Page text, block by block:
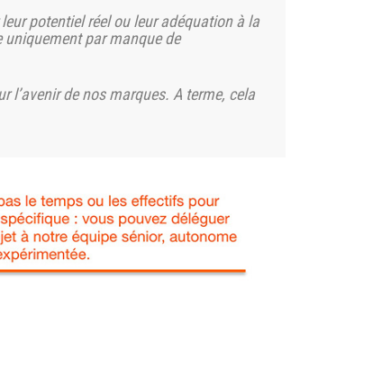
leur potentielréel ou leur adéquation à la
uniquement par manque de
l’avenirde nosmarques. A terme, cela